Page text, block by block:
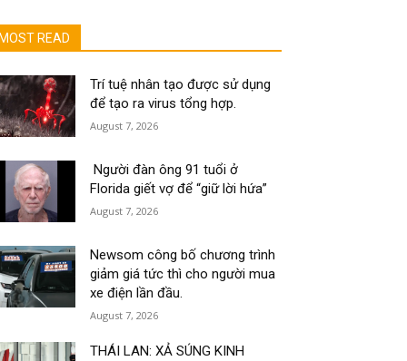
MOST READ
Trí tuệ nhân tạo được sử dụng
để tạo ra virus tổng hợp.
August 7, 2026
Người đàn ông 91 tuổi ở
Florida giết vợ để “giữ lời hứa”
August 7, 2026
Newsom công bố chương trình
giảm giá tức thì cho người mua
xe điện lần đầu.
August 7, 2026
THÁI LAN: XẢ SÚNG KINH